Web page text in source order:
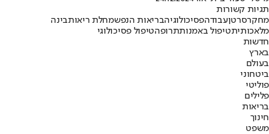
תגיות קשורות
מחקרסרטןעבודהפסיכולוגיהבריאות הנפשמחלת ריאותבינה
מלאכותיתטיפול באמנותתרופהטיפול פסיכולוגי
חדשות
בארץ
בעולם
ביטחוני
פוליטי
פלילים
בריאות
חינוך
משפט